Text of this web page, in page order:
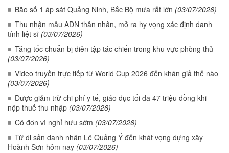
Bão số 1 áp sát Quảng Ninh, Bắc Bộ mưa rất lớn (03/07/2026)
Thu nhận mẫu ADN thân nhân, mở ra hy vọng xác định danh
tính liệt sĩ (03/07/2026)
Tăng tốc chuẩn bị diễn tập tác chiến trong khu vực phòng thủ
(03/07/2026)
Video truyền trực tiếp từ World Cup 2026 đến khán giả thế nào
(03/07/2026)
Được giảm trừ chi phí y tế, giáo dục tối đa 47 triệu đồng khi
nộp thuế thu nhập (03/07/2026)
Cô đơn vì nghỉ hưu sớm (03/07/2026)
Từ di sản danh nhân Lê Quảng Ý đến khát vọng dựng xây
Hoành Sơn hôm nay (03/07/2026)